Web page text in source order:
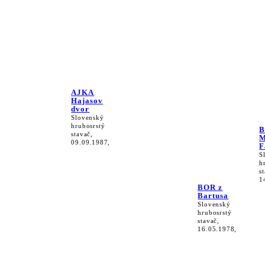
AJKA
Hajasov
dvor
Slovenský
hrubosrstý
stavač,
09.09.1987,
BOR z
Bartusa
Slovenský
hrubosrstý
stavač,
16.05.1978,